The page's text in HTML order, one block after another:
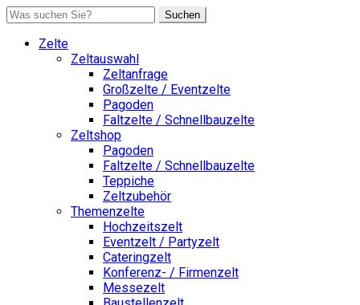
Suchen
Zelte
Zeltauswahl
Zeltanfrage
Großzelte / Eventzelte
Pagoden
Faltzelte / Schnellbauzelte
Zeltshop
Pagoden
Faltzelte / Schnellbauzelte
Teppiche
Zeltzubehör
Themenzelte
Hochzeitszelt
Eventzelt / Partyzelt
Cateringzelt
Konferenz- / Firmenzelt
Messezelt